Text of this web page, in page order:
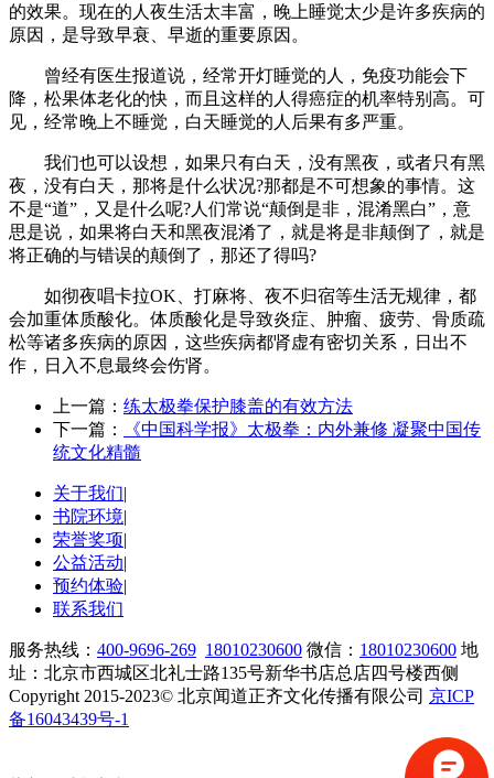
的效果。现在的人夜生活太丰富，晚上睡觉太少是许多疾病的
原因，是导致早衰、早逝的重要原因。
曾经有医生报道说，经常开灯睡觉的人，免疫功能会下
降，松果体老化的快，而且这样的人得癌症的机率特别高。可
见，经常晚上不睡觉，白天睡觉的人后果有多严重。
我们也可以设想，如果只有白天，没有黑夜，或者只有黑
夜，没有白天，那将是什么状况?那都是不可想象的事情。这
不是“道”，又是什么呢?人们常说“颠倒是非，混淆黑白”，意
思是说，如果将白天和黑夜混淆了，就是将是非颠倒了，就是
将正确的与错误的颠倒了，那还了得吗?
如彻夜唱卡拉OK、打麻将、夜不归宿等生活无规律，都
会加重体质酸化。体质酸化是导致炎症、肿瘤、疲劳、骨质疏
松等诸多疾病的原因，这些疾病都肾虚有密切关系，日出不
作，日入不息最终会伤肾。
上一篇： 练太极拳保护膝盖的有效方法
下一篇：
《中国科学报》太极拳：内外兼修 凝聚中国传
统文化精髓
关于我们|
书院环境|
荣誉奖项|
公益活动|
预约体验|
联系我们
服务热线： 400-9696-269 18010230600 微信： 18010230600 地
址：北京市西城区北礼士路135号新华书店总店四号楼西侧
Copyright 2015-2023© 北京闻道正齐文化传播有限公司 京ICP
备16043439号-1